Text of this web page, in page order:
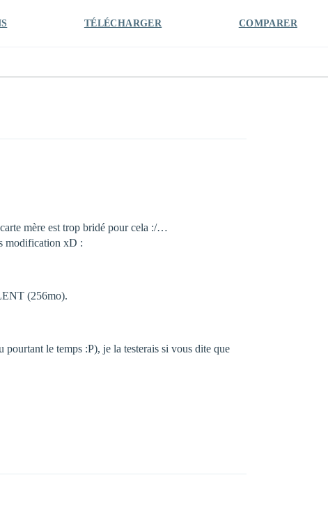
TÉLÉCHARGER COMPARER
mère est trop bridé pour cela :/…
modification xD :
(256mo).
pourtant le temps :P), je la testerais si vous dite que